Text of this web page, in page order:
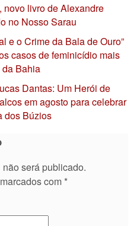
novo livro de Alexandre
no Nosso Sarau
e o Crime da Bala de Ouro”
casos de feminicídio mais
da Bahia
Dantas: Um Herói de
em agosto para celebrar
dos Búzios
será publicado.
com *